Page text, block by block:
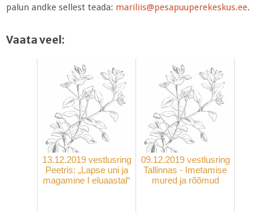
palun andke sellest teada: mariliis@pesapuuperekeskus.ee.
Vaata veel:
13.12.2019 vestlusring
Peetris: „Lapse uni ja
magamine I eluaastal“
09.12.2019 vestlusring
Tallinnas - Imetamise
mured ja rõõmud